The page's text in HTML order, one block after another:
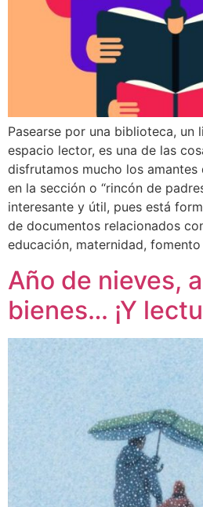
Pasearse por una biblioteca, un
espacio lector, es una de las
disfrutamos mucho los amantes
en la sección o “rincón de
interesante y útil, pues está
de documentos relacionados
educación, maternidad,
Año de nieves,
bienes… ¡Y